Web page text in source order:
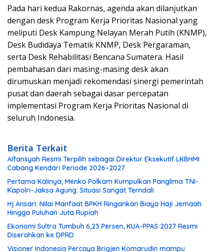
Pada hari kedua Rakornas, agenda akan dilanjutkan
dengan desk Program Kerja Prioritas Nasional yang
meliputi Desk Kampung Nelayan Merah Putih (KNMP),
Desk Budidaya Tematik KNMP, Desk Pergaraman,
serta Desk Rehabilitasi Bencana Sumatera. Hasil
pembahasan dari masing-masing desk akan
dirumuskan menjadi rekomendasi sinergi pemerintah
pusat dan daerah sebagai dasar percepatan
implementasi Program Kerja Prioritas Nasional di
seluruh Indonesia.
Berita Terkait
Alfansyah Resmi Terpilih sebagai Direktur Eksekutif LKBHMI
Cabang Kendari Periode 2026–2027
Pertama Kalinya, Menko Polkam Kumpulkan Panglima TNI-
Kapolri-Jaksa Agung: Situasi Sangat Terndali
Hj Ansari: Nilai Manfaat BPKH Ringankan Biaya Haji Jemaah
Hingga Puluhan Juta Rupiah
Ekonomi Sultra Tumbuh 6,23 Persen, KUA-PPAS 2027 Resmi
Diserahkan ke DPRD
Visioner Indonesia Percaya Brigjen Komarudin mampu